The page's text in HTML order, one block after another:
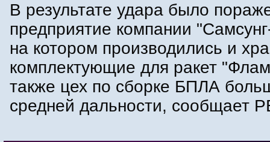
В результате удара было
предприятие компании
на котором производились и
комплектующие для ракет
также цех по сборке БПЛА
средней дальности, сообщает